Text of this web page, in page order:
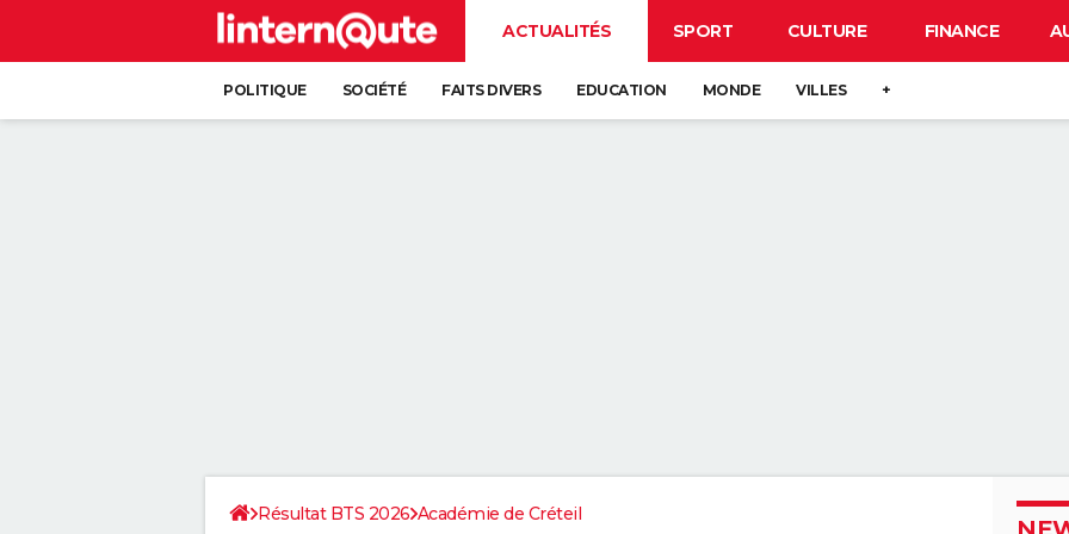
ACTUALITÉS SPORT CULTURE FINANCE
POLITIQUE SOCIÉTÉ FAITS DIVERS EDUCATION MONDE VILLES +
Résultat BTS 2026 Académie de Créteil